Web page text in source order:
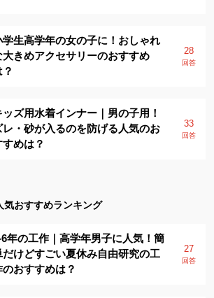
学生高学年の女の子に！おしゃれ
大きめアクセサリーのおすすめ
？
28
回答
ッズ用水着インナー｜男の子用！
レ・砂が入るのを防げる人気のお
すめは？
33
回答
気おすすめランキング
年の工作｜高学年男子に人気！簡
だけどすごい夏休み自由研究の工
のおすすめは？
27
回答